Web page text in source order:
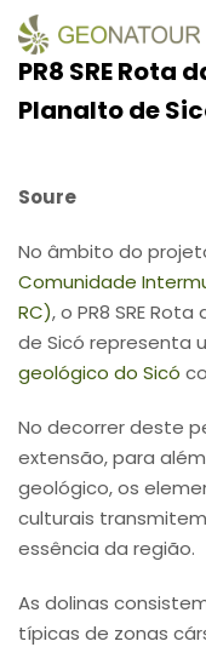
PR8 SRE Rota
Planalto de
Soure
No âmbito do
Comunidade
RC), o PR8 SRE
de Sicó representa
geológico do Sicó
No decorrer deste
extensão, para
geológico, os
culturais
essência da região.
As dolinas
típicas de zonas